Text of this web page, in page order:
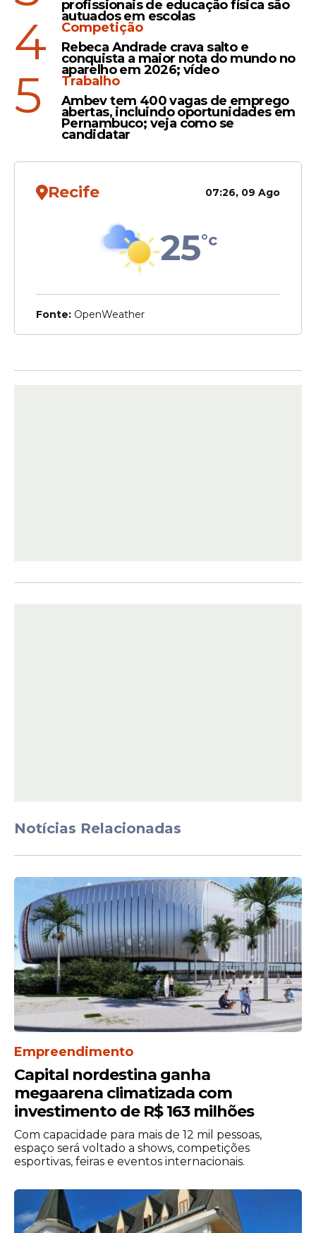
profissionais de educação física são
autuados em escolas
4
Competição
Rebeca Andrade crava salto e
conquista a maior nota do mundo no
aparelho em 2026; vídeo
5
Trabalho
Ambev tem 400 vagas de emprego
abertas, incluindo oportunidades em
Pernambuco; veja como se
candidatar
Recife 07:26, 09 Ago
25°c
Fonte: OpenWeather
Notícias Relacionadas
Empreendimento
Capital nordestina ganha
megaarena climatizada com
investimento de R$ 163 milhões
Com capacidade para mais de 12 mil pessoas,
espaço será voltado a shows, competições
esportivas, feiras e eventos internacionais.